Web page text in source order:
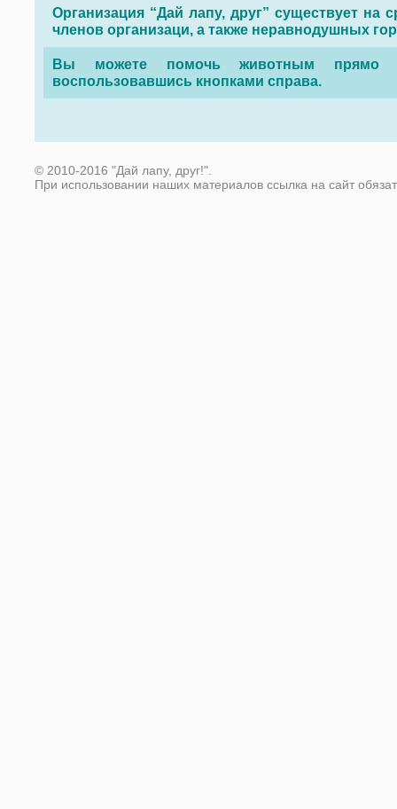
Организация “Дай лапу, друг” существует на
членов организаци, а также неравнодушных
Вы можете помочь животным прямо
воспользовавшись кнопками справа.
© 2010-2016 "Дай лапу, друг!".
При использовании наших материалов ссылка на сайт